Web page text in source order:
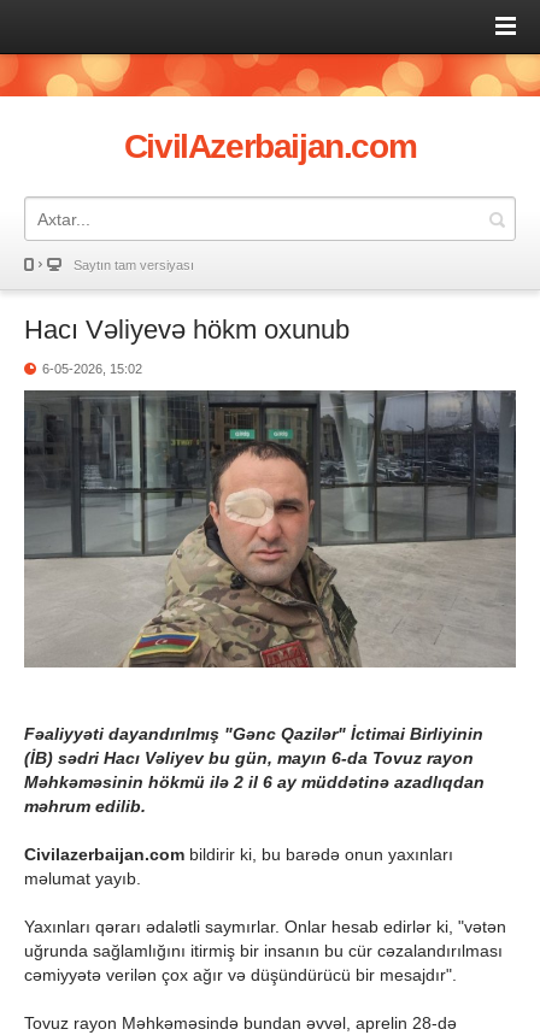
CivilAzerbaijan.com
Saytın tam versiyası
Hacı Vəliyevə hökm oxunub
6-05-2026, 15:02
Fəaliyyəti dayandırılmış "Gənc Qazilər" İctimai Birliyinin
(İB) sədri Hacı Vəliyev bu gün, mayın 6-da Tovuz rayon
Məhkəməsinin hökmü ilə 2 il 6 ay müddətinə azadlıqdan
məhrum edilib.
Civilazerbaijan.com bildirir ki, bu barədə onun yaxınları
məlumat yayıb.
Yaxınları qərarı ədalətli saymırlar. Onlar hesab edirlər ki, "vətən
uğrunda sağlamlığını itirmiş bir insanın bu cür cəzalandırılması
cəmiyyətə verilən çox ağır və düşündürücü bir mesajdır".
Tovuz rayon Məhkəməsində bundan əvvəl, aprelin 28-də